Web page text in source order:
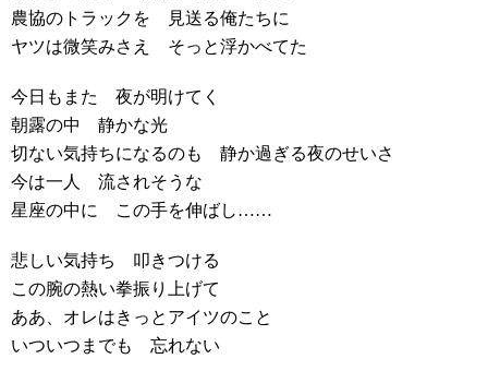
農協のトラックを 見送る俺たちに
ヤツは微笑みさえ そっと浮かべてた
今日もまた 夜が明けてく
朝露の中 静かな光
切ない気持ちになるのも 静か過ぎる夜のせいさ
今は一人 流されそうな
星座の中に この手を伸ばし……
悲しい気持ち 叩きつける
この腕の熱い拳振り上げて
ああ、オレはきっとアイツのこと
いついつまでも 忘れない